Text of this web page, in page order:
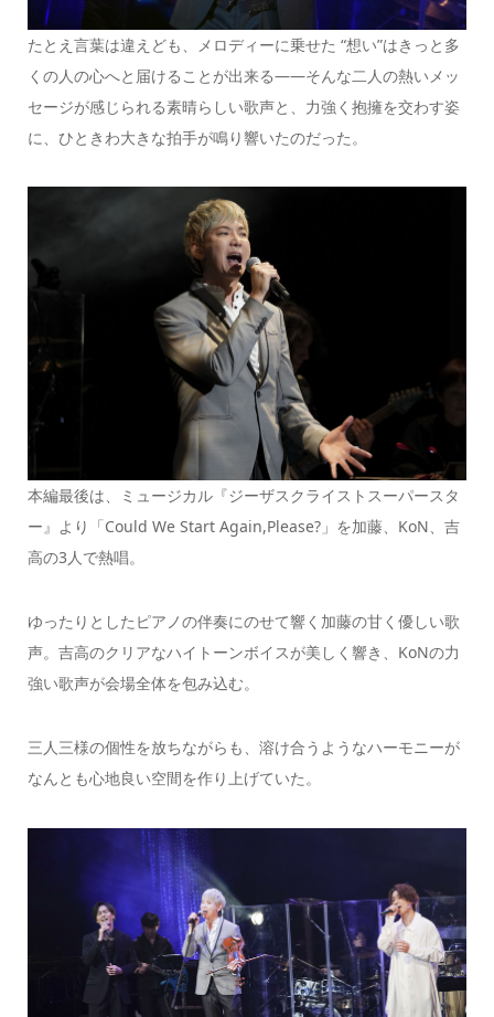
たとえ言葉は違えども、メロディーに乗せた “想い”はきっと多
くの人の心へと届けることが出来る――そんな二人の熱いメッ
セージが感じられる素晴らしい歌声と、力強く抱擁を交わす姿
に、ひときわ大きな拍手が鳴り響いたのだった。
本編最後は、ミュージカル『ジーザスクライストスーパースタ
ー』より「Could We Start Again,Please?」を加藤、KoN、吉
高の3人で熱唱。
ゆったりとしたピアノの伴奏にのせて響く加藤の甘く優しい歌
声。吉高のクリアなハイトーンボイスが美しく響き、KoNの力
強い歌声が会場全体を包み込む。
三人三様の個性を放ちながらも、溶け合うようなハーモニーが
なんとも心地良い空間を作り上げていた。